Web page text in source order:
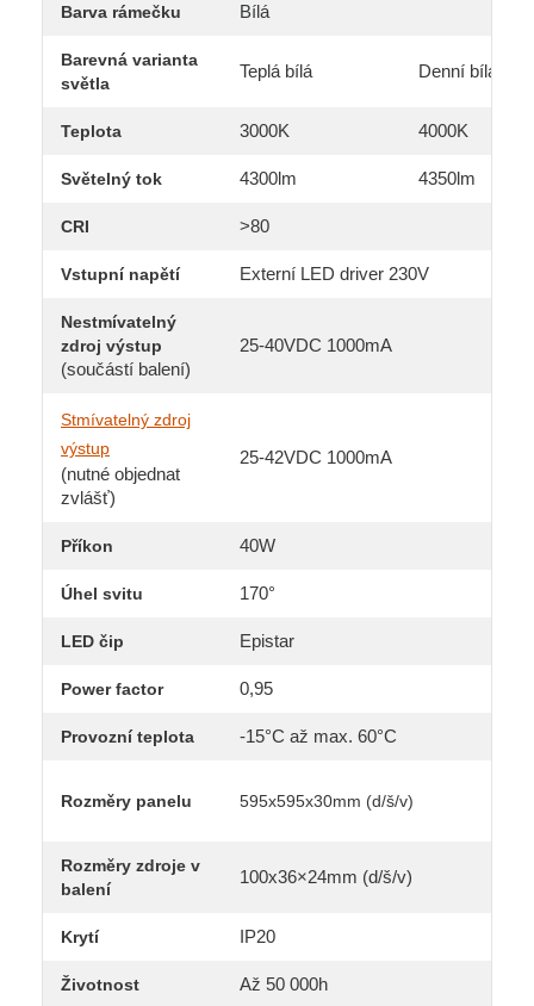
Barva rámečku Bílá
Barevná varianta
světla
Teplá bílá Denní bílá
Teplota 3000K 4000K
Světelný tok 4300lm 4350lm
CRI >80
Vstupní napětí Externí LED driver 230V
Nestmívatelný
zdroj výstup
(součástí balení)
25-40VDC 1000mA
Stmívatelný zdroj
výstup
(nutné objednat
zvlášť)
25-42VDC 1000mA
Příkon 40W
Úhel svitu 170°
LED čip Epistar
Power factor 0,95
Provozní teplota -15°C až max. 60°C
Rozměry panelu 595x595x30mm (d/š/v)
Rozměry zdroje v
balení
100x36×24mm (d/š/v)
Krytí IP20
Životnost Až 50 000h